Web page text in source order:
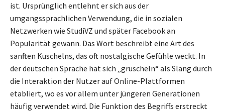
ist. Ursprünglich entlehnt er sich aus der
umgangssprachlichen Verwendung, die in sozialen
Netzwerken wie StudiVZ und später Facebook an
Popularität gewann. Das Wort beschreibt eine Art des
sanften Kuschelns, das oft nostalgische Gefühle weckt. In
der deutschen Sprache hat sich „gruscheln“ als Slang durch
die Interaktion der Nutzer auf Online-Plattformen
etabliert, wo es vor allem unter jüngeren Generationen
häufig verwendet wird. Die Funktion des Begriffs erstreckt